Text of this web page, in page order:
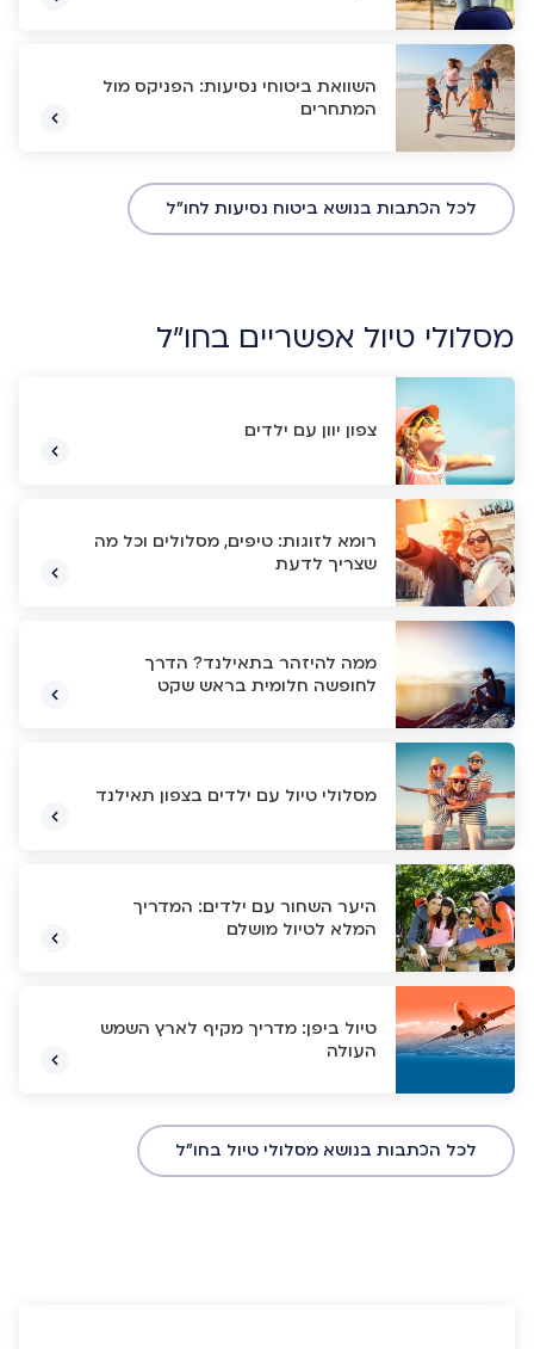
השוואת ביטוחי נסיעות: הפניקס מול
המתחרים
לכל הכתבות בנושא ביטוח נסיעות לחו"ל
מסלולי טיול אפשריים בחו"ל
צפון יוון עם ילדים
רומא לזוגות: טיפים, מסלולים וכל מה
שצריך לדעת
ממה להיזהר בתאילנד? הדרך
לחופשה חלומית בראש שקט
מסלולי טיול עם ילדים בצפון תאילנד
היער השחור עם ילדים: המדריך
המלא לטיול מושלם
טיול ביפן: מדריך מקיף לארץ השמש
העולה
לכל הכתבות בנושא מסלולי טיול בחו"ל